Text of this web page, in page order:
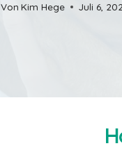
Von Kim Hege Juli 6,